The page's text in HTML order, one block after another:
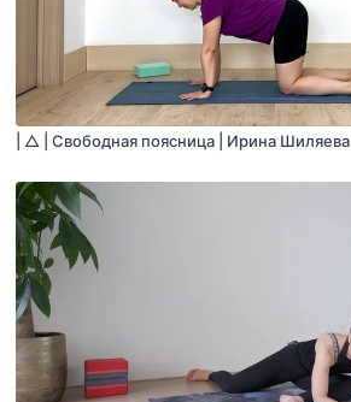
| △ | Свободная поясница | Ирина Шиляева